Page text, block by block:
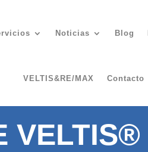
Noticias Blog
VELTIS&RE/MAX Contacto
VELTIS®